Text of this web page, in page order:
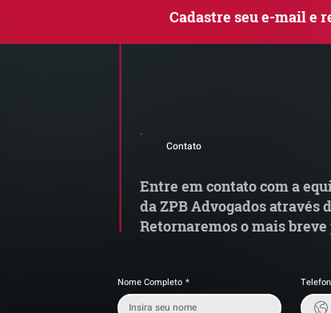
Alerta de Tentativa de
Cadastre seu e-mail e
Contato
Entre em contato com a
da ZPB Advogados através
Retornaremos o mais
Nome Completo *